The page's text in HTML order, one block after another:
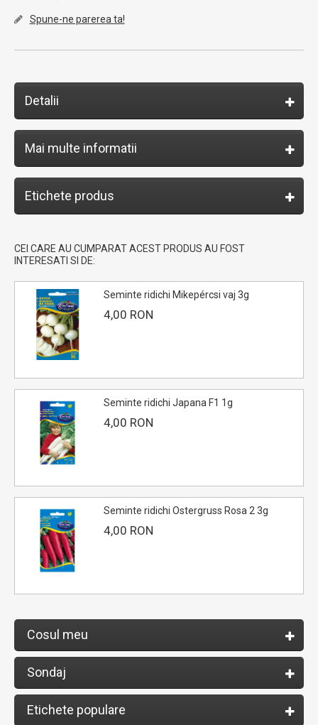
Spune-ne parerea ta!
Detalii
Mai multe informatii
Etichete produs
CEI CARE AU CUMPARAT ACEST PRODUS AU FOST
INTERESATI SI DE:
Seminte ridichi Mikepércsi vaj 3g
4,00 RON
Seminte ridichi Japana F1 1g
4,00 RON
Seminte ridichi Ostergruss Rosa 2 3g
4,00 RON
Cosul meu
Sondaj
Etichete populare